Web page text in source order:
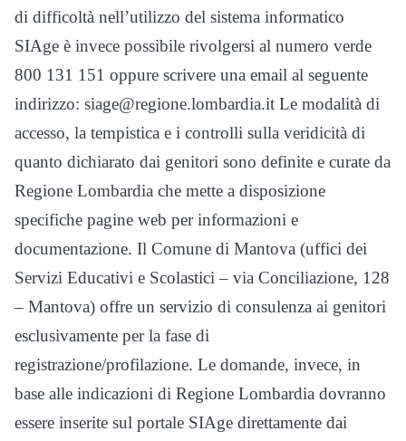
di difficoltà nell’utilizzo del sistema informatico
SIAge è invece possibile rivolgersi al numero verde
800 131 151 oppure scrivere una email al seguente
indirizzo: siage@regione.lombardia.it Le modalità di
accesso, la tempistica e i controlli sulla veridicità di
quanto dichiarato dai genitori sono definite e curate da
Regione Lombardia che mette a disposizione
specifiche pagine web per informazioni e
documentazione. Il Comune di Mantova (uffici dei
Servizi Educativi e Scolastici – via Conciliazione, 128
– Mantova) offre un servizio di consulenza ai genitori
esclusivamente per la fase di
registrazione/profilazione. Le domande, invece, in
base alle indicazioni di Regione Lombardia dovranno
essere inserite sul portale SIAge direttamente dai